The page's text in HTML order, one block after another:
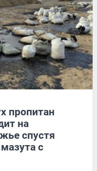
пропитан
на
спустя
с